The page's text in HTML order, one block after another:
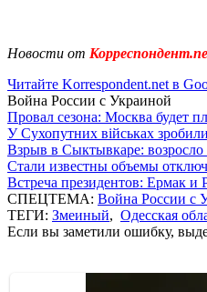
Новости от
Читайте Korrespondent.net в
Война России с Украиной
Провал сезона: Москва будет
У Сухопутних військах зробили
Взрыв в Сыктывкаре: возросло
Стали известны объемы
Встреча президентов: Ермак и
СПЕЦТЕМА: Война России с
ТЕГИ: Змеиный, Одесская
Если вы заметили ошибку,